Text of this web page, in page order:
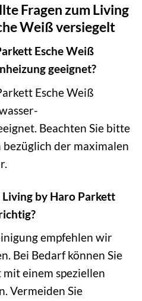
Fragen zum Living
Weiß versiegelt
Esche Weiß
geeignet?
Esche Weiß
Beachten Sie bitte
der maximalen
by Haro Parkett
empfehlen wir
Bei Bedarf können Sie
einem speziellen
Vermeiden Sie